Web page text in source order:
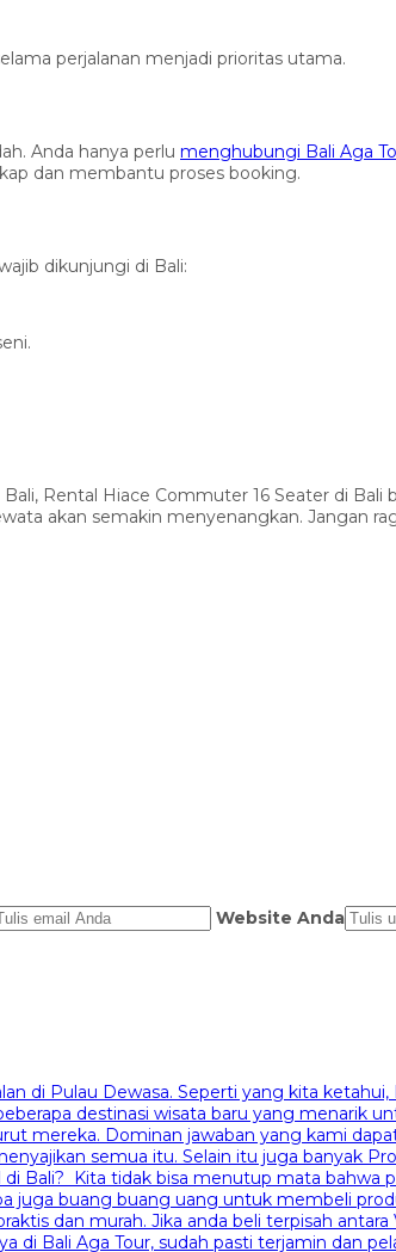
perjalanan menjadi prioritas utama.
Anda hanya perlu menghubungi Bali Aga
dan membantu proses booking.
dikunjungi di Bali:
Rental Hiace Commuter 16 Seater di Bali
akan semakin menyenangkan. Jangan
Website Anda